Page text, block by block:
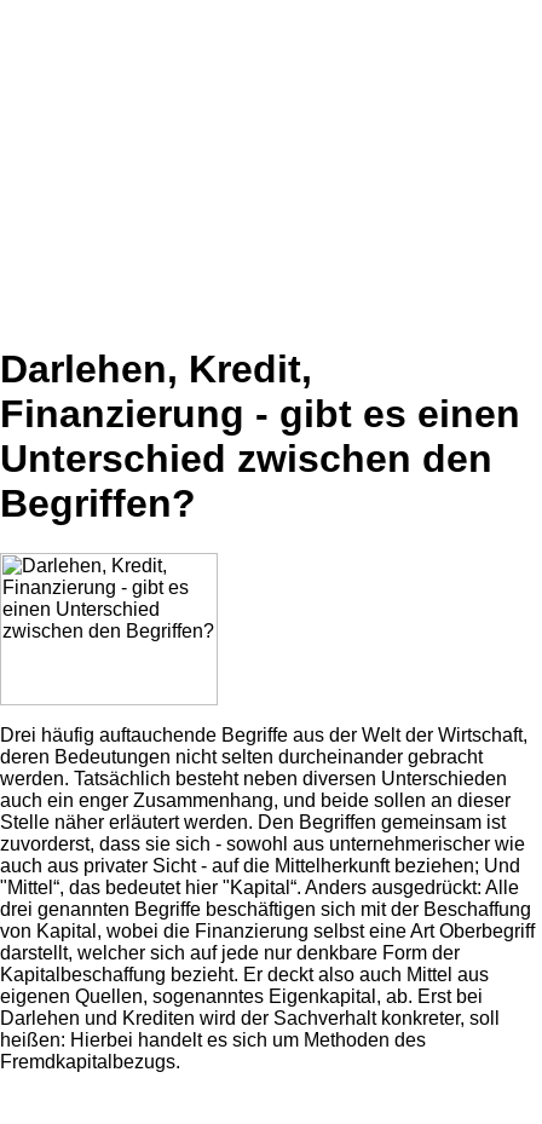
Darlehen, Kredit,
Finanzierung - gibt es einen
Unterschied zwischen den
Begriffen?
Drei häufig auftauchende Begriffe aus der Welt der Wirtschaft,
deren Bedeutungen nicht selten durcheinander gebracht
werden. Tatsächlich besteht neben diversen Unterschieden
auch ein enger Zusammenhang, und beide sollen an dieser
Stelle näher erläutert werden. Den Begriffen gemeinsam ist
zuvorderst, dass sie sich - sowohl aus unternehmerischer wie
auch aus privater Sicht - auf die Mittelherkunft beziehen; Und
"Mittel“, das bedeutet hier "Kapital“. Anders ausgedrückt: Alle
drei genannten Begriffe beschäftigen sich mit der Beschaffung
von Kapital, wobei die Finanzierung selbst eine Art Oberbegriff
darstellt, welcher sich auf jede nur denkbare Form der
Kapitalbeschaffung bezieht. Er deckt also auch Mittel aus
eigenen Quellen, sogenanntes Eigenkapital, ab. Erst bei
Darlehen und Krediten wird der Sachverhalt konkreter, soll
heißen: Hierbei handelt es sich um Methoden des
Fremdkapitalbezugs.